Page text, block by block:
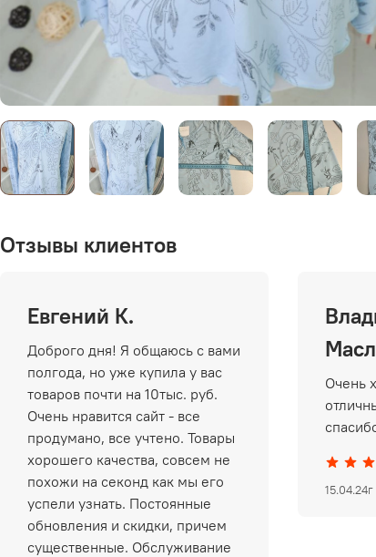
Отзывы клиентов
Евгений К.
Доброго дня! Я общаюсь с вами
полгода, но уже купила у вас
товаров почти на 10тыс. руб.
Очень нравится сайт - все
продумано, все учтено. Товары
хорошего качества, совсем не
похожи на секонд как мы его
успели узнать. Постоянные
обновления и скидки, причем
существенные. Обслуживание
Очень
15.04.24г